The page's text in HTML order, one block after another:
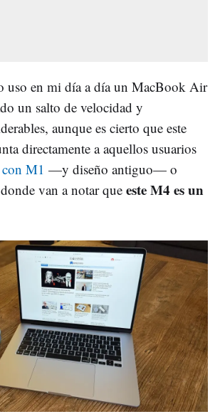
uso en mi día a día un MacBook Air
un salto de velocidad y
aunque es cierto que este
directamente a aquellos usuarios
M1 —y diseño antiguo— o
van a notar que este M4 es un